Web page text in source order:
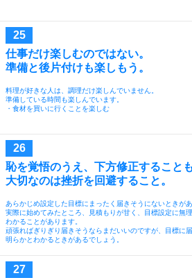
仕事だけ楽しむのではない。
準備と後片付けも楽しもう。
料理が好きな人は、調理だけ楽しんでいません。
準備している時間も楽しんでいます。
・食材を買いに行くことを楽しむ
恥を覚悟のうえ、下方修正すること
大切なのは挫折を回避すること。
あらかじめ設定した目標にまったく届きそうにないときがあ
実際に始めてみたところ、見積もりが甘く、目標設定に無
わかることがあります。
頑張ればぎりぎり届きそうならまだいいのですが、目標に
明らかとわかるときがあるでしょう。